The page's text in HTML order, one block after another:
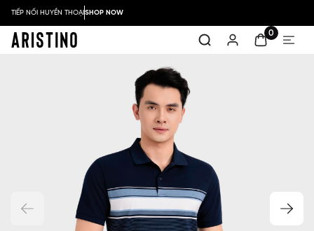
TIẾP NỐI HUYỀN THOẠISHOP NOW
0